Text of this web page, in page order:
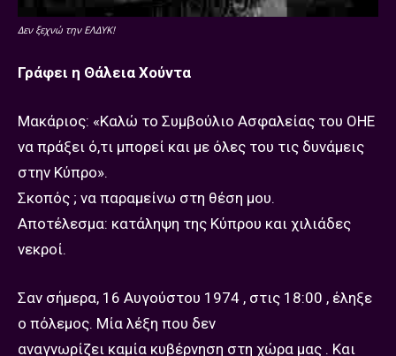
Δεν ξεχνώ την ΕΛΔΥΚ!
Γράφει η Θάλεια Χούντα
Μακάριος: «Καλώ το Συμβούλιο Ασφαλείας του ΟΗΕ
να πράξει ό,τι μπορεί και με όλες του τις δυνάμεις
στην Κύπρο».
Σκοπός ; να παραμείνω στη θέση μου.
Αποτέλεσμα: κατάληψη της Κύπρου και χιλιάδες
νεκροί.
Σαν σήμερα, 16 Αυγούστου 1974 , στις 18:00 , έληξε
ο πόλεμος. Μία λέξη που δεν
αναγνωρίζει καμία κυβέρνηση στη χώρα μας . Και